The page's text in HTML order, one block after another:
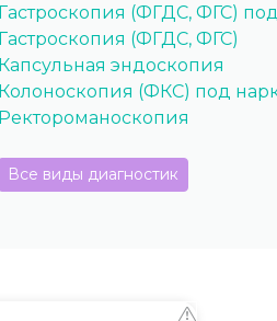
Гастроскопия (ФГДС, ФГС)
Гастроскопия (ФГДС, ФГС)
Капсульная эндоскопия
Колоноскопия (ФКС) под
Ректороманоскопия
Все виды диагностик